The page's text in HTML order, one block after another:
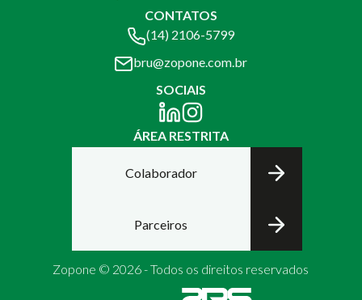
CONTATOS
(14) 2106-5799
bru@zopone.com.br
SOCIAIS
ÁREA RESTRITA
Colaborador
Parceiros
Zopone © 2026 - Todos os direitos reservados